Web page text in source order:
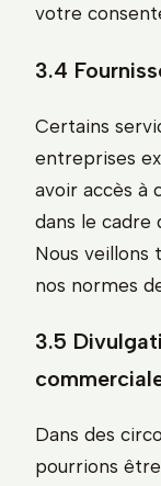
votre
3.4
Certains
entreprises
avoir accès à
dans le cadre
Nous veillons
nos normes
3.5
Dans des
pourrions